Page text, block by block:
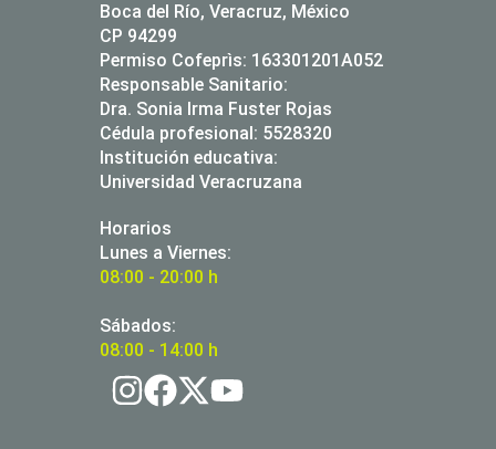
Boca del Río, Veracruz, México
CP 94299
Permiso Cofeprìs: 163301201A052
Responsable Sanitario:
Dra. Sonia Irma Fuster Rojas
Cédula profesional: 5528320
Institución educativa:
Universidad Veracruzana
Horarios
Lunes a Viernes:
08:00 - 20:00 h
Sábados:
08:00 - 14:00 h